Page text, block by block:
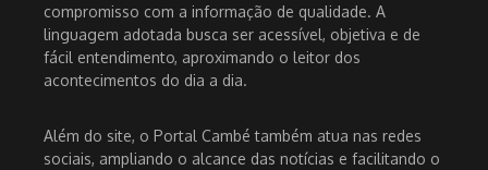
compromisso com a informação de qualidade. A
linguagem adotada busca ser acessível, objetiva e de
fácil entendimento, aproximando o leitor dos
acontecimentos do dia a dia.
Além do site, o Portal Cambé também atua nas redes
sociais, ampliando o alcance das notícias e facilitando o